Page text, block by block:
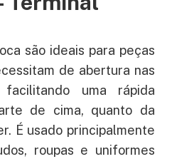
são ideais para peças
de abertura nas
facilitando uma rápida
de cima, quanto da
É usado principalmente
roupas e uniformes